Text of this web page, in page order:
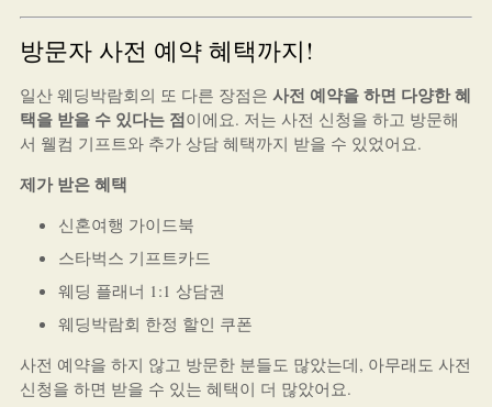
방문자 사전 예약 혜택까지!
일산 웨딩박람회의 또 다른 장점은 사전 예약을 하면 다양한 혜
택을 받을 수 있다는 점이에요. 저는 사전 신청을 하고 방문해
서 웰컴 기프트와 추가 상담 혜택까지 받을 수 있었어요.
제가 받은 혜택
신혼여행 가이드북
스타벅스 기프트카드
웨딩 플래너 1:1 상담권
웨딩박람회 한정 할인 쿠폰
사전 예약을 하지 않고 방문한 분들도 많았는데, 아무래도 사전
신청을 하면 받을 수 있는 혜택이 더 많았어요.